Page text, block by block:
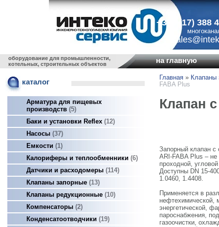
+375 (17) 388
оборудование для промышленности,
котельных, строительных объектов
на главную
каталог
Арматура для пищевых
производств 5
Баки и установки Reflex 12
Насосы 37
Емкости
1
Калориферы и теплообменники 6
Датчики и расходомеры 114
Клапаны запорные 13
Клапаны редукционные 10
Компенсаторы 2
Конденсатоотводчики
19
Главная » Клапаны
FABA Plus
Клапан
Запорный клапан
ARI-FABA Plus –
проходной,
Доступны DN 15-
1.0460, 1.4408.
Применяется в
нефтехимической,
энергетической,
пароснабжения,
газоочистки,